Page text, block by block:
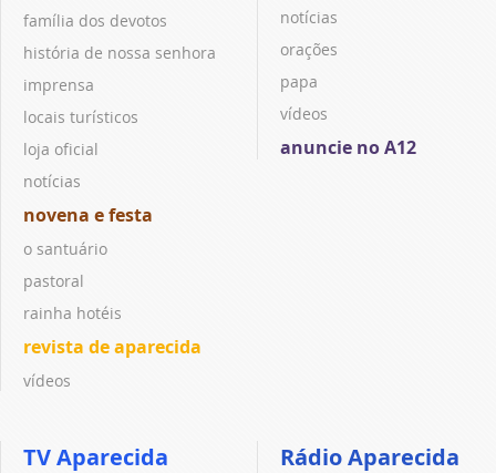
família dos devotos
história de nossa senhora
imprensa
locais turísticos
loja oficial
notícias
novena e festa
o santuário
pastoral
rainha hotéis
revista de aparecida
vídeos
notícias
orações
papa
vídeos
anuncie no A12
TV Aparecida Rádio Aparecida